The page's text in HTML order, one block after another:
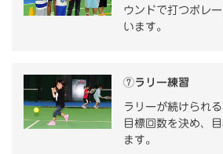
ウンドで打つボレ
います。
⑦ラリー練習
ラリーが続けられ
目標回数を決め、
ます。